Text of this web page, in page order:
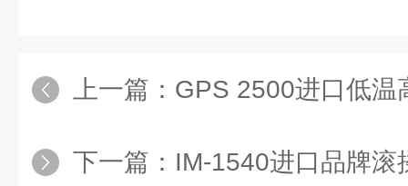
上一篇： GPS 2500进口低温
下一篇： IM-1540进口品牌滚揉设备